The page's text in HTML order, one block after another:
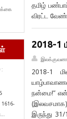
தமிழ்
விரட்ட
2018-1
2018-1
நன்மை!”
இருந்து
: